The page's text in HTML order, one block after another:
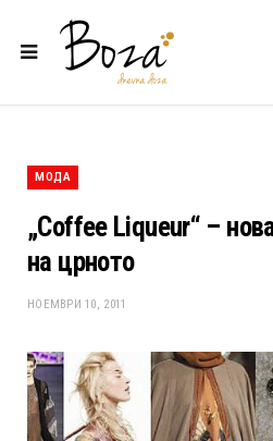
МОДА
„Coffee Liqueur“ –
на црното
НОЕМВРИ 10, 2011